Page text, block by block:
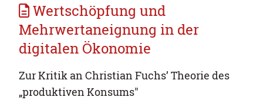
Wertschöpfung und
Mehrwertaneignung in der
digitalen Ökonomie
Zur Kritik an Christian Fuchs’ Theorie des
„produktiven Konsums"